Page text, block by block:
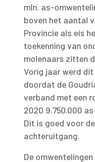
mln. as-
boven het aantal
Provincie als eis
toekenning van
molenaars zitten
Vorig jaar werd
doordat de
verband met een
2020 9.750.000
Dit is goed voor
achteruitgang.
De